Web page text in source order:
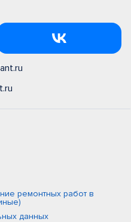
ремонтных работ в
данных